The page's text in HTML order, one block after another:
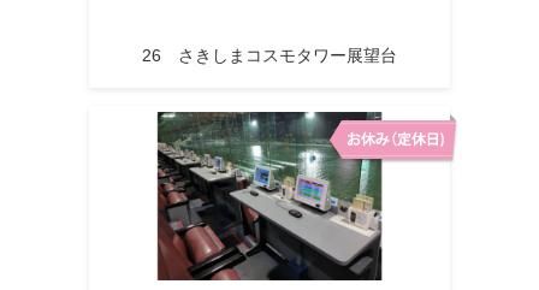
26 さきしまコスモタワー展望台